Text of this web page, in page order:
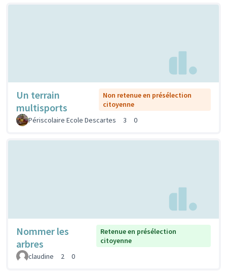
Un terrain
multisports
Non retenue en présélection
citoyenne
Périscolaire Ecole Descartes
3 0
Nommer les
arbres
Retenue en présélection
citoyenne
claudine
2 0